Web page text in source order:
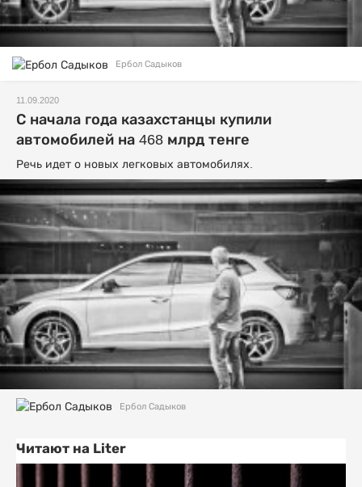
Ербол Садыков
11.09.2020
С начала года казахстанцы купили
автомобилей на 468 млрд тенге
Речь идет о новых легковых автомобилях.
Ербол Садыков
Читают на Liter